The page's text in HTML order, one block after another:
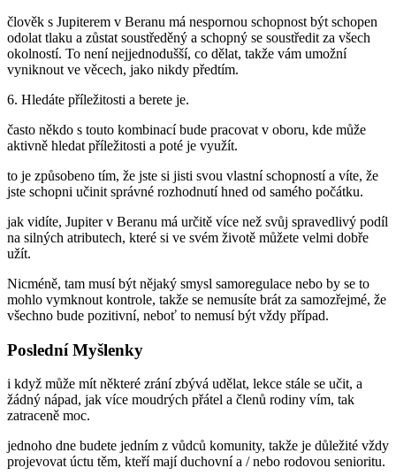
člověk s Jupiterem v Beranu má nespornou schopnost být schopen
odolat tlaku a zůstat soustředěný a schopný se soustředit za všech
okolností. To není nejjednodušší, co dělat, takže vám umožní
vyniknout ve věcech, jako nikdy předtím.
6. Hledáte příležitosti a berete je.
často někdo s touto kombinací bude pracovat v oboru, kde může
aktivně hledat příležitosti a poté je využít.
to je způsobeno tím, že jste si jisti svou vlastní schopností a víte, že
jste schopni učinit správné rozhodnutí hned od samého počátku.
jak vidíte, Jupiter v Beranu má určitě více než svůj spravedlivý podíl
na silných atributech, které si ve svém životě můžete velmi dobře
užít.
Nicméně, tam musí být nějaký smysl samoregulace nebo by se to
mohlo vymknout kontrole, takže se nemusíte brát za samozřejmé, že
všechno bude pozitivní, neboť to nemusí být vždy případ.
Poslední Myšlenky
i když může mít některé zrání zbývá udělat, lekce stále se učit, a
žádný nápad, jak více moudrých přátel a členů rodiny vím, tak
zatraceně moc.
jednoho dne budete jedním z vůdců komunity, takže je důležité vždy
projevovat úctu těm, kteří mají duchovní a / nebo rodovou senioritu.